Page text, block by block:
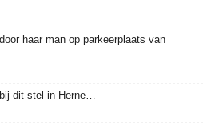
haar man op parkeerplaats van
dit stel in Herne…